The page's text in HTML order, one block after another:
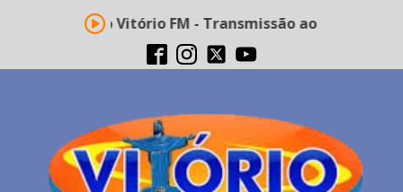
Rádio Vitório FM - Transmissão ao vivo